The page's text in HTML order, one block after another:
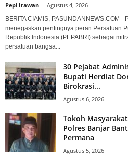
Pepi Irawan - Agustus 4, 2026
BERITA CIAMIS, PASUNDANNEWS.COM
menegaskan pentingnya peran Persatuan
Republik Indonesia (PEPABRI) sebagai
persatuan bangsa...
30 Pejabat
Bupati Herdiat
Birokrasi...
Agustus 6, 2026
Tokoh
Polres Banjar
Permana
Agustus 5, 2026